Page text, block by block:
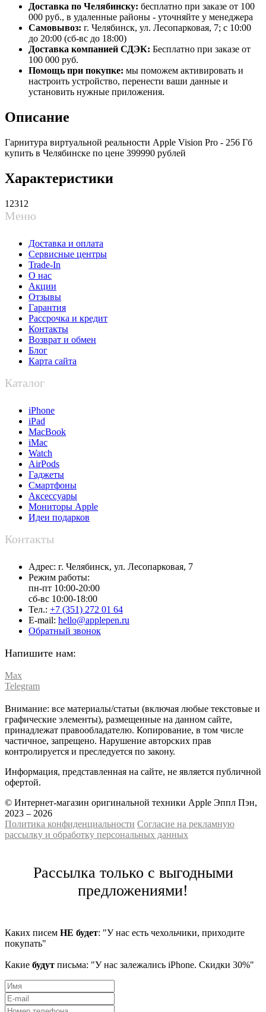
Доставка по Челябинску: бесплатно при заказе от 100
000 руб., в удаленные районы - уточняйте у менеджера
Самовывоз: г. Челябинск, ул. Лесопарковая, 7; с 10:00
до 20:00 (сб-вс до 18:00)
Доставка компанией СДЭК: Бесплатно при заказе от
100 000 руб.
Помощь при покупке: мы поможем активировать и
настроить устройство, перенести ваши данные и
установить нужные приложения.
Описание
Гарнитура виртуальной реальности Apple Vision Pro - 256 Гб
купить в Челябинске по цене 399990 рублей
Характеристики
12312
Меню
Доставка и оплата
Сервисные центры
Trade-In
О нас
Акции
Отзывы
Гарантия
Рассрочка и кредит
Контакты
Возврат и обмен
Блог
Карта сайта
Каталог
iPhone
iPad
MacBook
iMac
Watch
AirPods
Гаджеты
Смартфоны
Аксессуары
Мониторы Apple
Идеи подарков
Контакты
Адрес: г. Челябинск, ул. Лесопарковая, 7
Режим работы:
пн-пт 10:00-20:00
сб-вс 10:00-18:00
Тел.: +7 (351) 272 01 64
E-mail: hello@applepen.ru
Обратный звонок
Напишите нам:
Max
Telegram
Внимание: все материалы/статьи (включая любые текстовые и
графические элементы), размещенные на данном сайте,
принадлежат правообладателю. Копирование, в том числе
частичное, запрещено. Нарушение авторских прав
контролируется и преследуется по закону.
Информация, представленная на сайте, не является публичной
офертой.
© Интернет-магазин оригинальной техники Apple Эппл Пэн,
2023 – 2026
Политика конфиденциальности Cогласие на рекламную
рассылку и обработку персональных данных
Рассылка только с выгодными
предложениями!
Каких писем НЕ будет: "У нас есть чехольчики, приходите
покупать"
Какие будут письма: "У нас залежались iPhone. Скидки 30%"